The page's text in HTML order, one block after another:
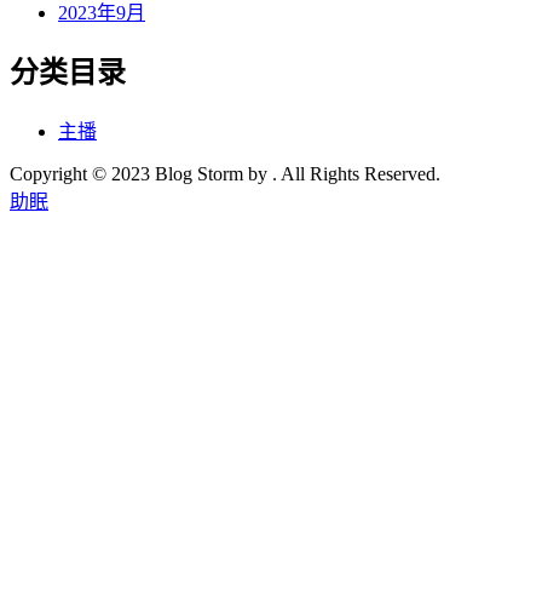
2023年9月
分类目录
主播
Copyright © 2023 Blog Storm by . All Rights Reserved.
助眠